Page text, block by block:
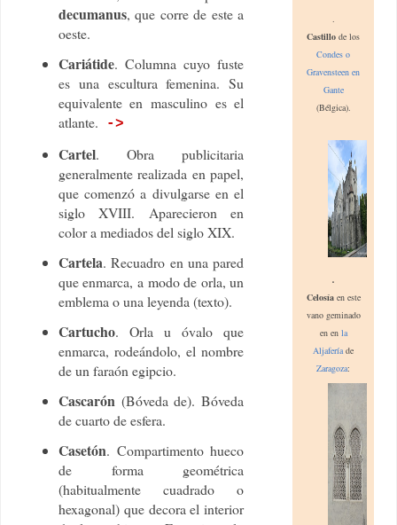
decumanus, que corre de este a
oeste.
Cariátide. Columna cuyo fuste
es una escultura femenina. Su
equivalente en masculino es el
atlante.
->
Cartel. Obra publicitaria
generalmente realizada en papel,
que comenzó a divulgarse en el
siglo XVIII. Aparecieron en
color a mediados del siglo XIX.
Cartela. Recuadro en una pared
que enmarca, a modo de orla, un
emblema o una leyenda (texto).
Cartucho. Orla u óvalo que
enmarca, rodeándolo, el nombre
de un faraón egipcio.
Cascarón (Bóveda de). Bóveda
de cuarto de esfera.
Casetón. Compartimento hueco
de forma geométrica
(habitualmente cuadrado o
hexagonal) que decora el interior
.
Castillo de los
Condes o
Gravensteen en
Gante
(Bélgica).
.
Celosía en este
vano geminado
en en la
Aljaferíade
Zaragoza: